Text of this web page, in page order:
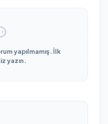
yapılmamış. İlk
yazın.